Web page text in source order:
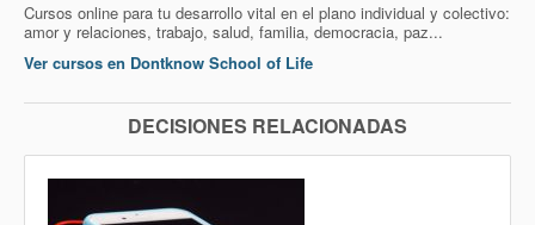
Cursos online para tu desarrollo vital en el plano individual y colectivo:
amor y relaciones, trabajo, salud, familia, democracia, paz...
Ver cursos en Dontknow School of Life
DECISIONES RELACIONADAS